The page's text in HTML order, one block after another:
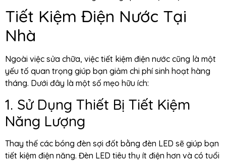
Tiết Kiệm Điện Nước Tại
Nhà
Ngoài việc sửa chữa, việc tiết kiệm điện nước cũng là một
yếu tố quan trọng giúp bạn giảm chi phí sinh hoạt hàng
tháng. Dưới đây là một số mẹo hữu ích:
1. Sử Dụng Thiết Bị Tiết Kiệm
Năng Lượng
Thay thế các bóng đèn sợi đốt bằng đèn LED sẽ giúp bạn
tiết kiệm điện năng. Đèn LED tiêu thụ ít điện hơn và có tuổi